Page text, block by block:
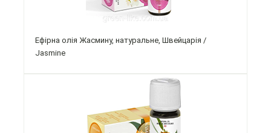
Ефірна олія Жасмину, натуральне, Швейцарія /
Jasmine